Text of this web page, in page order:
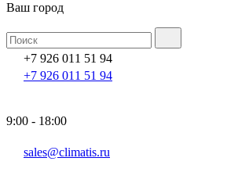
Ваш город
+7 926 011 51 94
+7 926 011 51 94
9:00 - 18:00
sales@climatis.ru